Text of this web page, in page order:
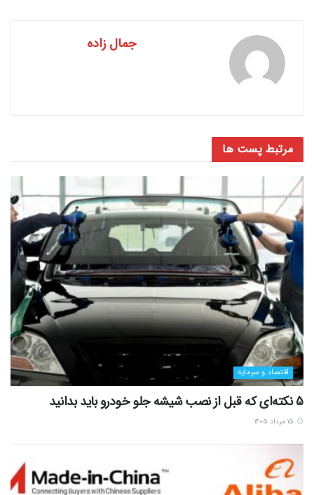
جمال زاده
مرتبط پست ها
اقتصاد و سرمایه
5 نکته‌ای که قبل از نصب شیشه جلو خودرو باید بدانید